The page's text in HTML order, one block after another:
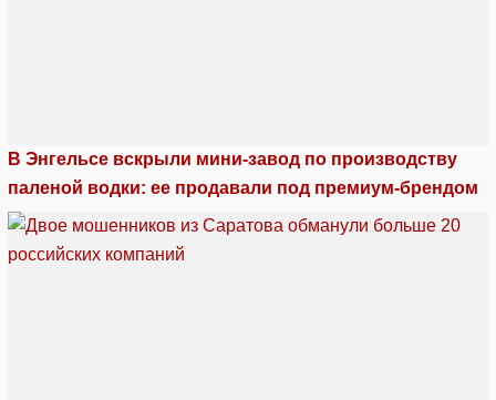
В Энгельсе вскрыли мини-завод по производству
паленой водки: ее продавали под премиум-брендом